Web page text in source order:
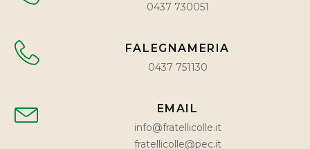
0437 730051
FALEGNAMERIA
0437 751130
EMAIL
info@fratellicolle.it
fratellicolle@pec.it